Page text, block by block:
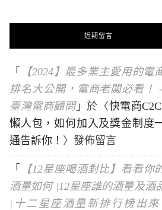
近期留言
「
【2024】最多業主愛用的電
排名大公開，電商老闆必看！ -
臺灣電商顧問」於〈快電商
懶人包，如何加入及獎金制度
通告訴你！ 〉發佈留言
「
【12星座喝酒對比】看看你
酒量如何 |12星座誰的酒量及酒
|十二星座酒量新排行榜出